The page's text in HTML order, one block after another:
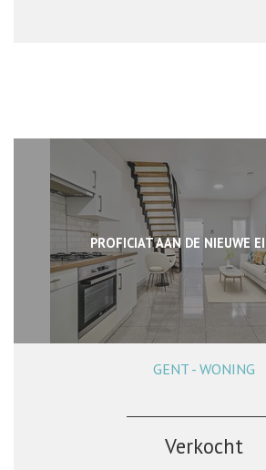
PROFICIAT AAN DE NIEUWE
100 m² 3
GENT - WONING
Verkocht